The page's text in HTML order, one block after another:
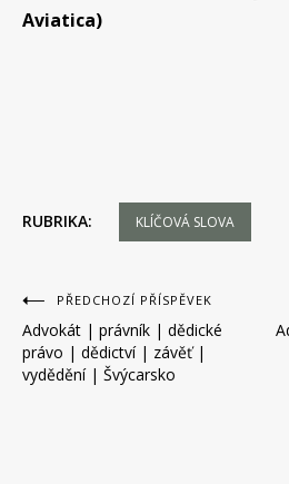
Aviatica)
RUBRIKA: KLÍČOVÁ SLOVA
Navigace
pro
příspěvek
PŘEDCHOZÍ PŘÍSPĚVEK
Advokát | právník | dědické
právo | dědictví | závěť |
vydědění | Švýcarsko